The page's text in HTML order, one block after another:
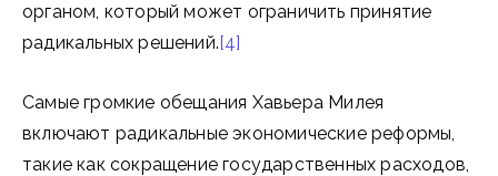
органом, который может ограничить принятие
радикальных решений.[4]
Самые громкие обещания Хавьера Милея
включают радикальные экономические реформы,
такие как сокращение государственных расходов,